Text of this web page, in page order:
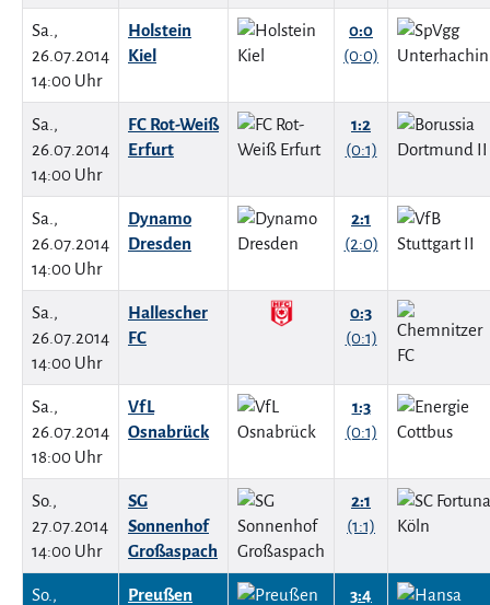
Sa.,
26.07.2014
14:00 Uhr
Holstein
Kiel
0:0
(0:0)
Sa.,
26.07.2014
14:00 Uhr
FC Rot-Weiß
Erfurt
1:2
(0:1)
Sa.,
26.07.2014
14:00 Uhr
Dynamo
Dresden
2:1
(2:0)
Sa.,
26.07.2014
14:00 Uhr
Hallescher
FC
0:3
(0:1)
Sa.,
26.07.2014
18:00 Uhr
VfL
Osnabrück
1:3
(0:1)
So.,
27.07.2014
14:00 Uhr
SG
Sonnenhof
Großaspach
2:1
(1:1)
So.,
Preußen
3:4